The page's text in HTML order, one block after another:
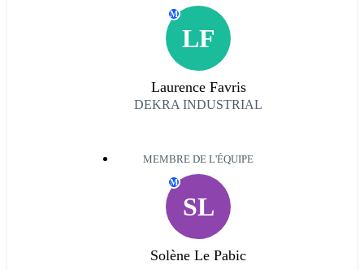
LF
M
Laurence Favris
DEKRA INDUSTRIAL
MEMBRE DE L'ÉQUIPE
SL
M
Solène Le Pabic